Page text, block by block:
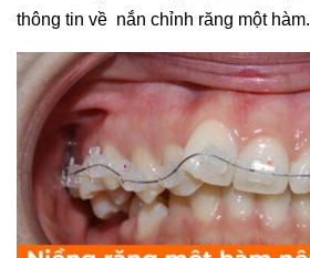
thông tin về nắn chỉnh răng một hàm.